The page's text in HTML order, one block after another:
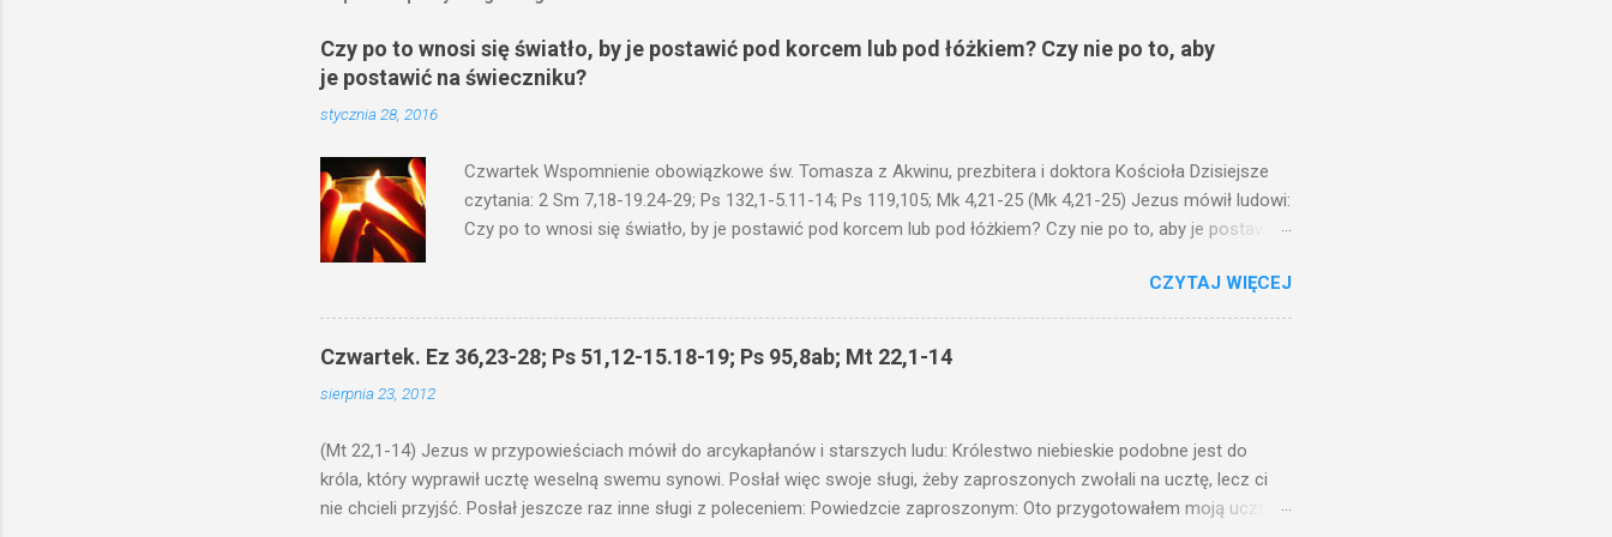
Czy po to wnosi się światło, by je postawić pod korcem lub pod łóżkiem? Czy nie po to, aby
je postawić na świeczniku?
stycznia 28, 2016
Czwartek Wspomnienie obowiązkowe św. Tomasza z Akwinu, prezbitera i doktora Kościoła Dzisiejsze
czytania: 2 Sm 7,18-19.24-29; Ps 132,1-5.11-14; Ps 119,105; Mk 4,21-25 (Mk 4,21-25) Jezus mówił ludowi:
Czy po to wnosi się światło, by je postawić pod korcem lub pod łóżkiem? Czy nie po to, aby je postawić
niechaj słucha. I mówił im: Uważajcie na to, czego słuchacie. Taką samą miarą, jaką wy mierzycie,
odmierzą wam i jeszcze wam dołożą. Bo kto ma, temu będzie dane; a kto nie ma, pozbawią go i tego, co
ma. W dzisiejszym fragmencie z Ewangelii Jezus kontynuuje przypowieści.... Czy po to wnosi się światło,
by je postawić pod korcem lub pod łóżkiem? Czy nie po to, aby je postawić na świeczniku? Nie ma
CZYTAJ WIĘCEJ
Czwartek. Ez 36,23-28; Ps 51,12-15.18-19; Ps 95,8ab; Mt 22,1-14
sierpnia 23, 2012
(Mt 22,1-14) Jezus w przypowieściach mówił do arcykapłanów i starszych ludu: Królestwo niebieskie podobne jest do
króla, który wyprawił ucztę weselną swemu synowi. Posłał więc swoje sługi, żeby zaproszonych zwołali na ucztę, lecz ci
nie chcieli przyjść. Posłał jeszcze raz inne sługi z poleceniem: Powiedzcie zaproszonym: Oto przygotowałem moją ucztę: